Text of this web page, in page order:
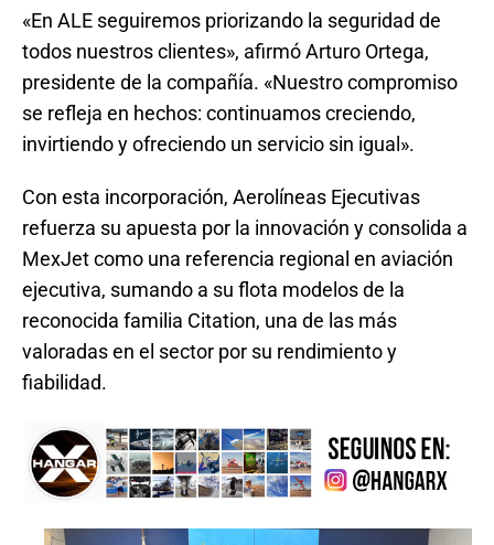
«En ALE seguiremos priorizando la seguridad de
todos nuestros clientes», afirmó Arturo Ortega,
presidente de la compañía. «Nuestro compromiso
se refleja en hechos: continuamos creciendo,
invirtiendo y ofreciendo un servicio sin igual».
Con esta incorporación, Aerolíneas Ejecutivas
refuerza su apuesta por la innovación y consolida a
MexJet como una referencia regional en aviación
ejecutiva, sumando a su flota modelos de la
reconocida familia Citation, una de las más
valoradas en el sector por su rendimiento y
fiabilidad.